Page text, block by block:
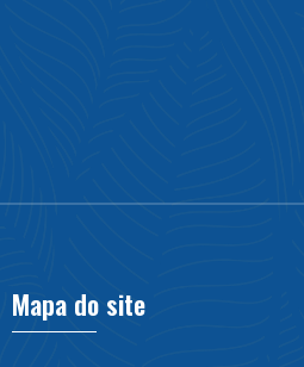
Mapa do site